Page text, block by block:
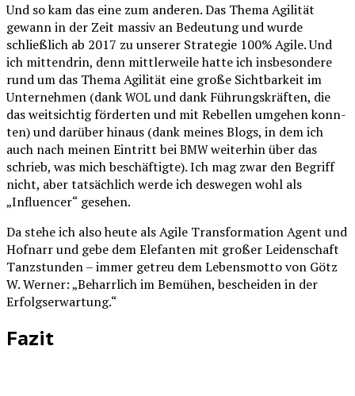
Und so kam das eine zum ande­ren. Das The­ma Agi­li­tät
gewann in der Zeit mas­siv an Bedeu­tung und wur­de
schließ­lich ab 2017 zu unse­rer Stra­te­gie 100% Agi­le. Und
ich mit­ten­drin, denn mitt­ler­wei­le hat­te ich ins­be­son­de­re
rund um das The­ma Agi­li­tät eine gro­ße Sicht­bar­keit im
Unter­neh­men (dank WOL und dank Füh­rungs­kräf­ten, die
das weit­sich­tig för­der­ten und mit Rebel­len umge­hen konn­
ten) und dar­über hin­aus (dank mei­nes Blogs, in dem ich
auch nach mei­nen Ein­tritt bei BMWwei­ter­hin über das
schrieb, was mich beschäf­tig­te). Ich mag zwar den Begriff
nicht, aber tat­säch­lich wer­de ich des­we­gen wohl als
„Influen­cer“ gesehen.
Da ste­he ich also heu­te als Agi­le Trans­for­ma­ti­on Agent und
Hof­narr und gebe dem Ele­fan­ten mit gro­ßer Lei­den­schaft
Tanz­stun­den – immer getreu dem Lebens­mot­to von Götz
W. Wer­ner: „Beharr­lich im Bemü­hen, beschei­den in der
Erfolgserwartung.“
Fazit